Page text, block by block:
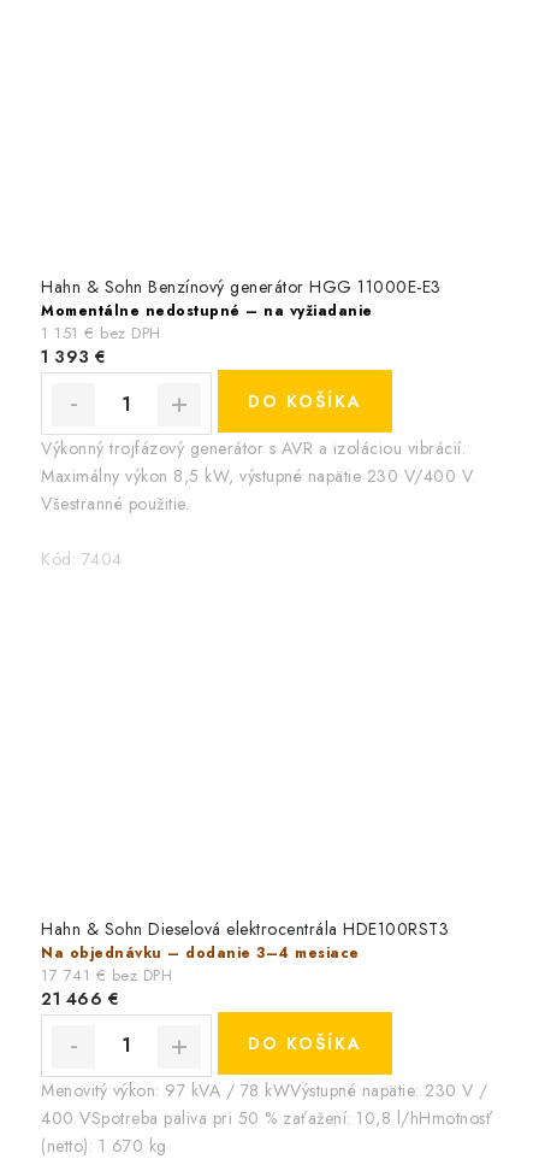
Hahn & Sohn Benzínový generátor HGG 11000E-E3
Momentálne nedostupné – na vyžiadanie
1 151 € bez DPH
1 393 €
DO KOŠÍKA
Výkonný trojfázový generátor s AVR a izoláciou vibrácií.
Maximálny výkon 8,5 kW, výstupné napätie 230 V/400 V.
Všestranné použitie.
Kód: 7404
Hahn & Sohn Dieselová elektrocentrála HDE100RST3
Na objednávku – dodanie 3–4 mesiace
17 741 € bez DPH
21 466 €
DO KOŠÍKA
Menovitý výkon: 97 kVA / 78 kWVýstupné napätie: 230 V /
400 VSpotreba paliva pri 50 % zaťažení: 10,8 l/hHmotnosť
(netto): 1 670 kg